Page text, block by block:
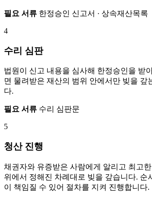
필요 서류 한정승인 신고서 · 상속재산목록
4
수리 심판
법원이 신고 내용을 심사해 한정승인을 받
면 물려받은 재산의 범위 안에서만 빚을 갚
다.
필요 서류 수리 심판문
5
청산 진행
채권자와 유증받은 사람에게 알리고 최고
위에서 정해진 차례대로 빚을 갚습니다. 순
이 책임질 수 있어 절차를 지켜 진행합니다.